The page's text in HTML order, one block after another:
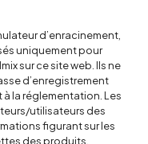
d’enracinement,
uniquement pour
sur ce site web. Ils ne
d’enregistrement
la réglementation. Les
utilisateurs des
figurant sur les
des produits.